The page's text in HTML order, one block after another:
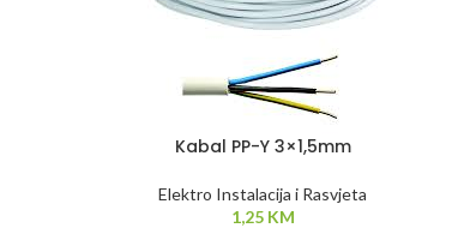
Kabal PP-Y 3×1,5mm
Elektro Instalacija i Rasvjeta
1,25 KM